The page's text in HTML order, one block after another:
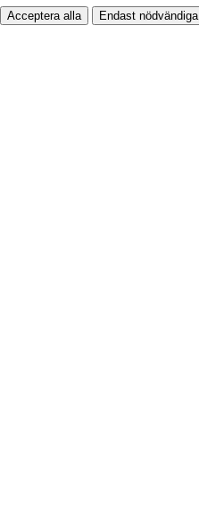
Acceptera alla Endast nödvändiga